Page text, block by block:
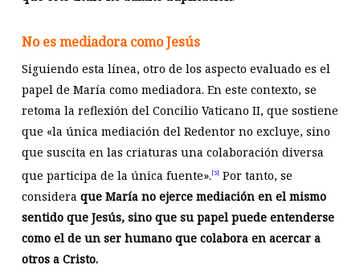
No es mediadora como Jesús
Siguiendo esta línea, otro de los aspecto evaluado es el
papel de María como mediadora. En este contexto, se
retoma la reflexión del Concilio Vaticano II, que sostiene
que «la única mediación del Redentor no excluye, sino
que suscita en las criaturas una colaboración diversa
que participa de la única fuente». [5]
Por tanto, se
considera que María no ejerce mediación en el mismo
sentido que Jesús, sino que su papel puede entenderse
como el de un ser humano que colabora en acercar a
otros a Cristo.